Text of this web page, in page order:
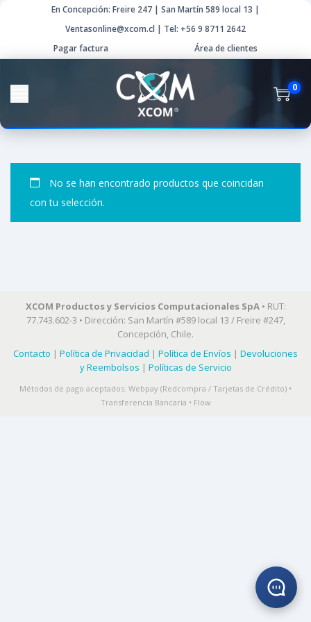
En Concepción: Freire 247 | San Martín 589 local 13 |
Ventasonline@xcom.cl | Tel: +56 9 8711 2642
Pagar factura
Área de clientes
0
No se han encontrado productos que coincidan
con tu selección.
XCOM Productos y Servicios Computacionales SpA• RUT:
77.743.602-3 • Dirección: San Martín #589 local 13 / Freire #247,
Concepción, Chile.
Contacto | Política de Privacidad | Política de Envíos | Devoluciones
y Reembolsos | Políticas de Servicio
Métodos de pago aceptados: Webpay (Redcompra / Tarjetas de Crédito) •
Transferencia Bancaria • Flow